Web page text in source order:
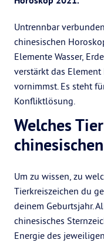
Untrennbar
chinesischen
Elemente Wasser,
verstärkt das
vornimmst. Es steht
Konfliktlösung.
Welches
Um zu wissen, zu
Tierkreiszeichen du
deinem Geburtsjahr.
chinesisches
Energie des